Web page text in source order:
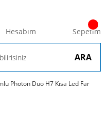
ARA
Hesabım Sepetim